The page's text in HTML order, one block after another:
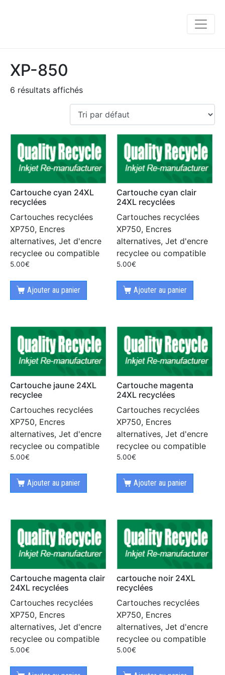
XP-850
6 résultats affichés
Cartouche cyan 24XL
recyclées
Cartouches recyclées
XP750, Encres
alternatives, Jet d'encre
recyclee ou compatible
5.00€
Ajouter au panier
Cartouche cyan clair
24XL recyclées
Cartouches recyclées
XP750, Encres
alternatives, Jet d'encre
recyclee ou compatible
5.00€
Ajouter au panier
Cartouche jaune 24XL
recyclee
Cartouches recyclées
XP750, Encres
alternatives, Jet d'encre
recyclee ou compatible
5.00€
Ajouter au panier
Cartouche magenta
24XL recyclées
Cartouches recyclées
XP750, Encres
alternatives, Jet d'encre
recyclee ou compatible
5.00€
Ajouter au panier
Cartouche magenta clair
24XL recyclées
Cartouches recyclées
XP750, Encres
alternatives, Jet d'encre
recyclee ou compatible
5.00€
cartouche noir 24XL
recyclées
Cartouches recyclées
XP750, Encres
alternatives, Jet d'encre
recyclee ou compatible
5.00€